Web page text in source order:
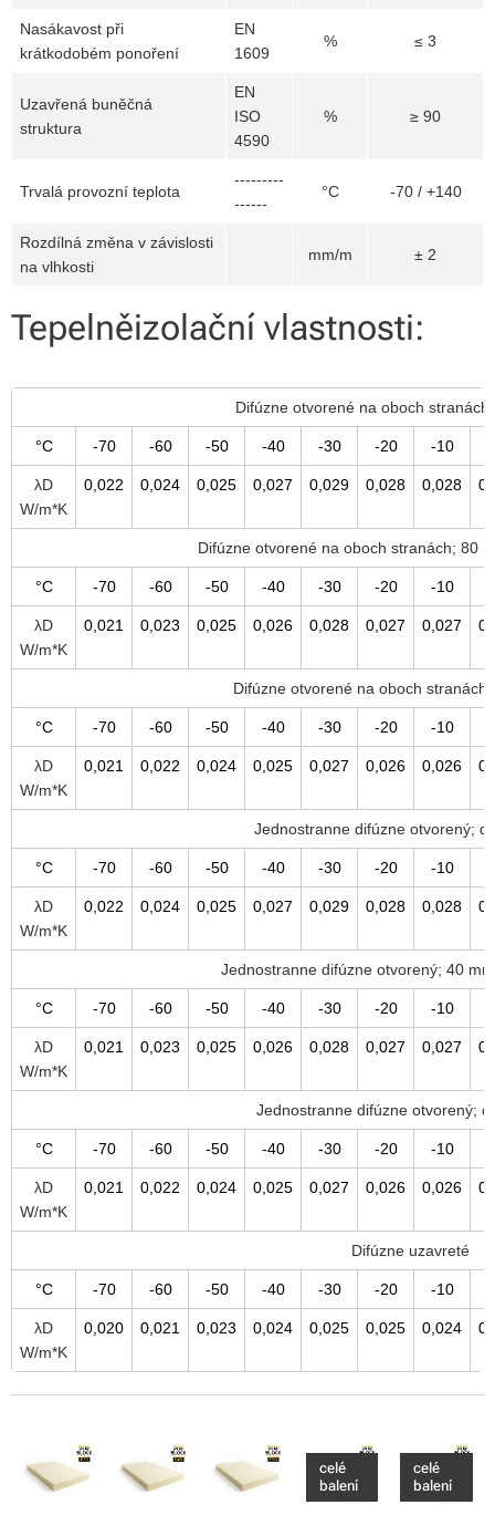
Nasákavost při
krátkodobém ponoření
EN
1609
% ≤ 3
Uzavřená buněčná
struktura
EN
ISO
4590
% ≥ 90
Trvalá provozní teplota
---------
------
°C -70 / +140
Rozdílná změna v závislosti
na vlhkosti
mm/m ± 2
Tepelněizolační vlastnosti:
Difúzne otvorené na oboch
°C -70 -60 -50 -40 -30 -20 -10
λD
W/m*K
0,022 0,024 0,025 0,027 0,029 0,028 0,028
Difúzne otvorené na oboch stranách; 80
°C -70 -60 -50 -40 -30 -20 -10
λD
W/m*K
0,021 0,023 0,025 0,026 0,028 0,027 0,027
Difúzne otvorené na oboch
°C -70 -60 -50 -40 -30 -20 -10
λD
W/m*K
0,021 0,022 0,024 0,025 0,027 0,026 0,026
Jednostranne difúzne otvorený;
°C -70 -60 -50 -40 -30 -20 -10
λD
W/m*K
0,022 0,024 0,025 0,027 0,029 0,028 0,028
Jednostranne difúzne otvorený; 40
°C -70 -60 -50 -40 -30 -20 -10
λD
W/m*K
0,021 0,023 0,025 0,026 0,028 0,027 0,027
Jednostranne difúzne otvorený;
°C -70 -60 -50 -40 -30 -20 -10
λD
W/m*K
0,021 0,022 0,024 0,025 0,027 0,026 0,026
Difúzne uzavreté
°C -70 -60 -50 -40 -30 -20 -10
λD
W/m*K
0,020 0,021 0,023 0,024 0,025 0,025 0,024
celé
balení
celé
balení